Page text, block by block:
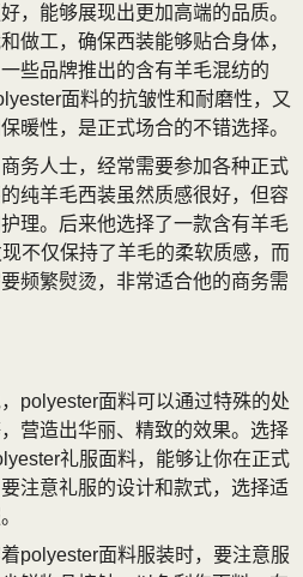
，能够展现出更加高端的品质。
做工，确保西装能够贴合身体，
些品牌推出的含有羊毛混纺的
面料的抗皱性和耐磨性，又
暖性，是正式场合的不错选择。
务人士，经常需要参加各种正式
纯羊毛西装虽然质感很好，但容
理。后来他选择了一款含有羊毛
不仅保持了羊毛的柔软质感，而
频繁熨烫，非常适合他的商务需
polyester面料可以通过特殊的处
营造出华丽、精致的效果。选择
礼服面料，能够让你在正式
注意礼服的设计和款式，选择适
polyester面料服装时，要注意服